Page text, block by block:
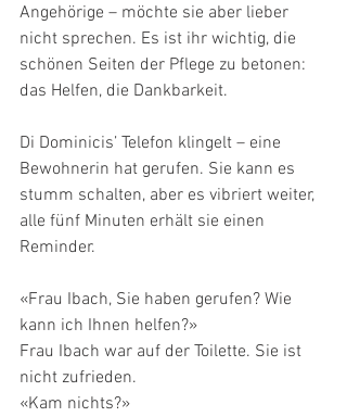
Angehörige – möchte sie aber lieber
nicht sprechen. Es ist ihr wichtig, die
schönen Seiten der Pflege zu betonen:
das Helfen, die Dankbarkeit.
Di Dominicis’ Telefon klingelt – eine
Bewohnerin hat gerufen. Sie kann es
stumm schalten, aber es vibriert weiter,
alle fünf Minuten erhält sie einen
Reminder.
«Frau Ibach, Sie haben gerufen? Wie
kann ich Ihnen helfen?»
Frau Ibach war auf der Toilette. Sie ist
nicht zufrieden.
«Kam nichts?»